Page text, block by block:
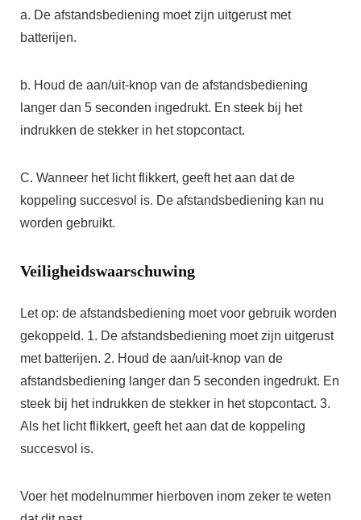
a. De afstandsbediening moet zijn uitgerust met
batterijen.
b. Houd de aan/uit-knop van de afstandsbediening
langer dan 5 seconden ingedrukt. En steek bij het
indrukken de stekker in het stopcontact.
C. Wanneer het licht flikkert, geeft het aan dat de
koppeling succesvol is. De afstandsbediening kan nu
worden gebruikt.
Veiligheidswaarschuwing
Let op: de afstandsbediening moet voor gebruik worden
gekoppeld. 1. De afstandsbediening moet zijn uitgerust
met batterijen. 2. Houd de aan/uit-knop van de
afstandsbediening langer dan 5 seconden ingedrukt. En
steek bij het indrukken de stekker in het stopcontact. 3.
Als het licht flikkert, geeft het aan dat de koppeling
succesvol is.
Voer het modelnummer hierboven inom zeker te weten